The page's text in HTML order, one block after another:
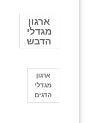
ארגון
מגדלי
הדבש
ארגון
מגדלי
הדגים